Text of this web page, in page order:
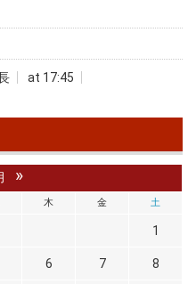
at 17:45
»
木 金 土
1
6 7 8